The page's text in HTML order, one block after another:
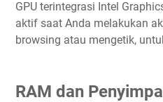
GPU terintegrasi Intel
aktif saat Anda melakukan
browsing atau mengetik,
RAM dan